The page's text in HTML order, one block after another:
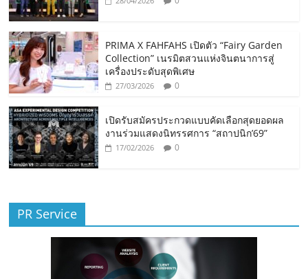
PRIMA X FAHFAHS เปิดตัว “Fairy Garden
Collection” เนรมิตสวนแห่งจินตนาการสู่
เครื่องประดับสุดพิเศษ
27/03/2026 0
เปิดรับสมัครประกวดแบบคัดเลือกสุดยอดผล
งานร่วมแสดงนิทรรศการ “สถาปนิก’69”
17/02/2026 0
PR Service